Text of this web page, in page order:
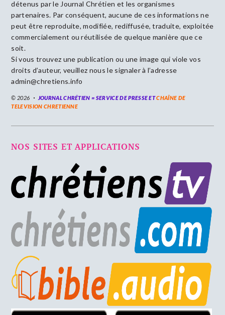
détenus par le Journal Chrétien et les organismes
partenaires. Par conséquent, aucune de ces informations ne
peut être reproduite, modifiée, rediffusée, traduite, exploitée
commercialement ou réutilisée de quelque manière que ce
soit.
Si vous trouvez une publication ou une image qui viole vos
droits d’auteur, veuillez nous le signaler à l’adresse
admin@chretiens.info
© 2026 JOURNAL CHRÉTIEN = SERVICE DE PRESSE ETCHAÎNE DE
TELEVISION CHRETIENNE
NOS SITES ET APPLICATIONS